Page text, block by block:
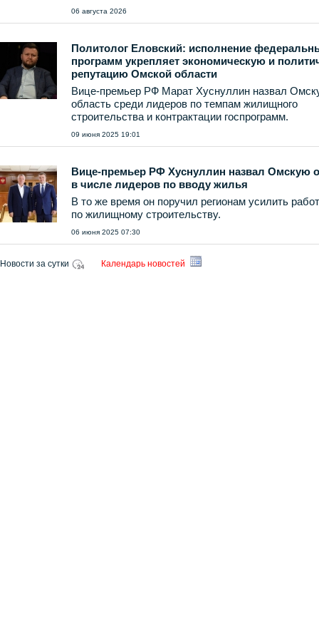
06 августа 2026
Политолог Еловский: исполнение
программ укрепляет экономическую и
репутацию Омской области
Вице-премьер РФ Марат Хуснуллин назвал
область среди лидеров по темпам жилищного
строительства и контрактации госпрограмм.
09 июня 2025 19:01
Вице-премьер РФ Хуснуллин назвал Омскую
в числе лидеров по вводу жилья
В то же время он поручил регионам усилить
по жилищному строительству.
06 июня 2025 07:30
Новости за сутки Календарь новостей